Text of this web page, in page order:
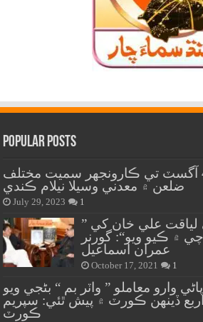
Popular Posts
سنڌ حڪومت 4 آگسٽ تي ڪارونجهر سميت مختلف
ضلعن ۾ معدني وسيلا نيلام ڪندي
July 29, 2023 1
” فرزند ڪراچي لياقت علي خان کي
۾ ڪيو ويو“: گورنر
عمران اسماعيل
October 17, 2021 1
وارو معاملو ” واٽر بم “ بڻجي ويو
اربع ڏينهن ڪورٽ ۾ پيش ٿئي: سپريم
ڪورٽ